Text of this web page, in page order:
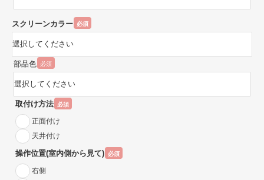
スクリーンカラー 必須
部品色 必須
取付け方法 必須
正面付け
天井付け
操作位置(室内側から見て) 必須
右側